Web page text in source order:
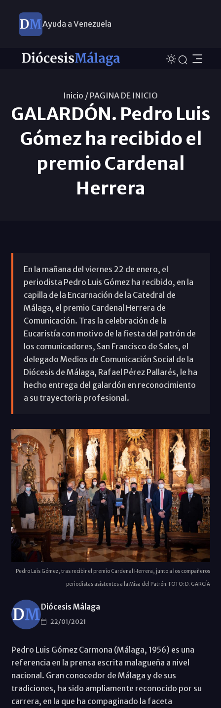
Ayuda a Venezuela
Inicio / PAGINA DE INICIO
GALARDÓN. Pedro Luis
Gómez ha recibido el
premio Cardenal
Herrera
En la mañana del viernes 22 de enero, el
periodista Pedro Luis Gómez ha recibido, en la
capilla de la Encarnación de la Catedral de
Málaga, el premio Cardenal Herrera de
Comunicación. Tras la celebración de la
Eucaristía con motivo de la fiesta del patrón de
los comunicadores, San Francisco de Sales, el
delegado Medios de Comunicación Social de la
Diócesis de Málaga, Rafael Pérez Pallarés, le ha
hecho entrega del galardón en reconocimiento
a su trayectoria profesional.
Pedro Luis Gómez, tras recibir el premio Cardenal Herrera, junto a los compañeros
periodistas asistentes a la Misa del Patrón. FOTO: D. GARCÍA
Diócesis Málaga
22/01/2021
Pedro Luis Gómez Carmona (Málaga, 1956) es una
referencia en la prensa escrita malagueña a nivel
nacional. Gran conocedor de Málaga y de sus
tradiciones, ha sido ampliamente reconocido por su
carrera, en la que ha compaginado la faceta